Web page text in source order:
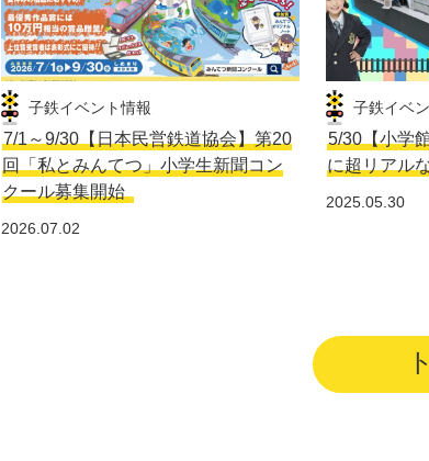
子鉄イベント情報
7/1～9/30【日本民営鉄道協会】第20
回「私とみんてつ」小学生新聞コン
クール募集開始
2026.07.02
子鉄イベ
5/30【小学
に超リアル
2025.05.30